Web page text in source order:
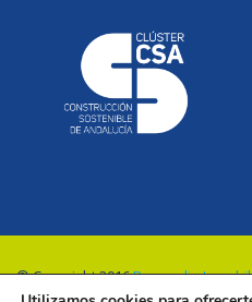
© Copyright 2016Renovalia